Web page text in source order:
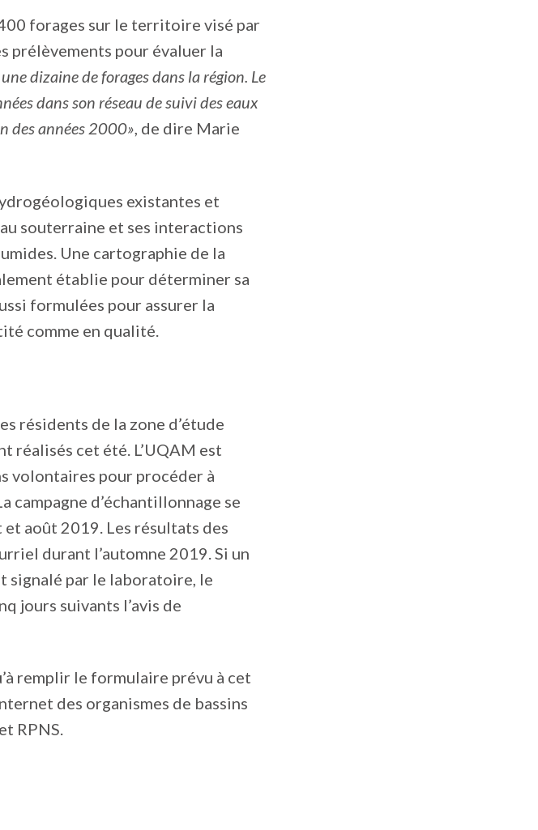
forages sur le territoire visé par
prélèvements pour évaluer la
dizaine de forages dans la région. Le
dans son réseau de suivi des eaux
des années 2000», de dire Marie
existantes et
souterraine et ses interactions
Une cartographie de la
établie pour déterminer sa
formulées pour assurer la
comme en qualité.
résidents de la zone d’étude
réalisés cet été. L’UQAM est
volontaires pour procéder à
campagne d’échantillonnage se
août 2019. Les résultats des
durant l’automne 2019. Si un
signalé par le laboratoire, le
jours suivants l’avis de
remplir le formulaire prévu à cet
des organismes de bassins
RPNS.